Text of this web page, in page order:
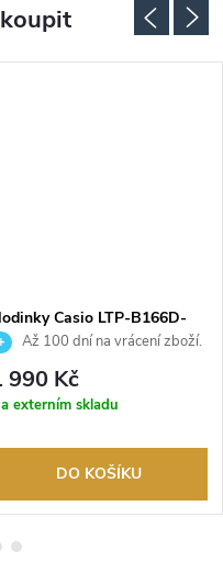
Casio LTP-B166D-
Až 100 dní na vrácení zboží.
prodejce.
990 Kč
externím skladu
DO KOŠÍKU